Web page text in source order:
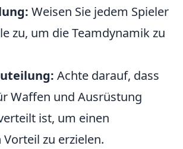
Weisen Sie jedem Spieler
zu, um die Teamdynamik zu
Achte darauf, dass
Waffen und Ausrüstung
ist, um einen
zu erzielen.